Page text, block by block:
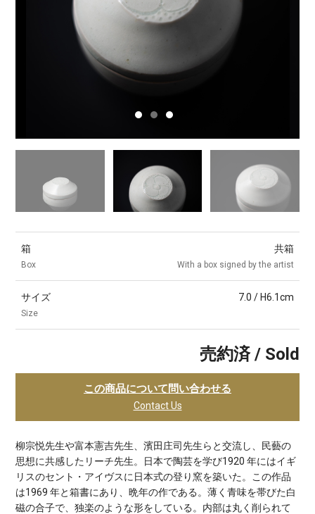
箱
Box
共箱
With a box signed by the artist
サイズ
Size
7.0 / H6.1cm
売約済 / Sold
この商品について問い合わせる
Contact Us
柳宗悦先生や富本憲吉先生、濱田庄司先生らと交流し、民藝の
思想に共感したリーチ先生。日本で陶芸を学び1920 年にはイギ
リスのセント・アイヴスに日本式の登り窯を築いた。この作品
は1969 年と箱書にあり、晩年の作である。薄く青味を帯びた白
磁の合子で、独楽のような形をしている。内部は丸く削られて